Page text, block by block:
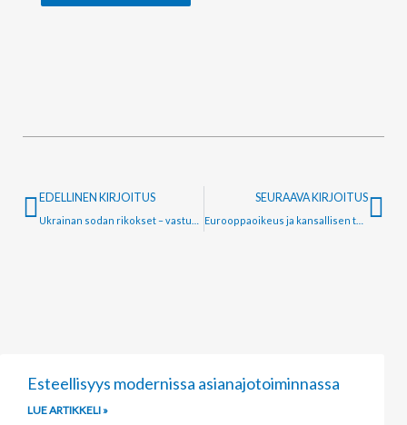
Prev
EDELLINEN KIRJOITUS SEURAAVA KIRJOITUS
Eurooppaoikeus ja kansallisen tuomion lopullisuus
Esteellisyys modernissa asianajotoiminnassa
LUE ARTIKKELI »